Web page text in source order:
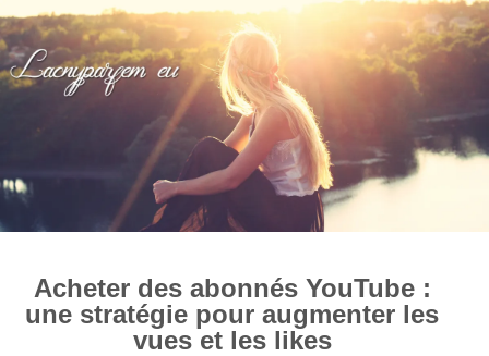
Acheter des abonnés YouTube :
une stratégie pour augmenter les
vues et les likes